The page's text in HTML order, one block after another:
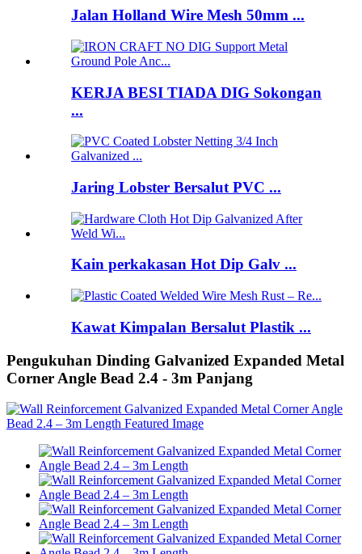
Jalan Holland Wire Mesh 50mm ...
KERJA BESI TIADA DIG Sokongan
...
Jaring Lobster Bersalut PVC ...
Kain perkakasan Hot Dip Galv ...
Kawat Kimpalan Bersalut Plastik ...
Pengukuhan Dinding Galvanized Expanded Metal
Corner Angle Bead 2.4 - 3m Panjang